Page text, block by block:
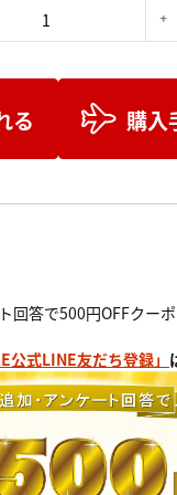
る 購入
回答で500円OFFクー
公式LINE友だち登録」